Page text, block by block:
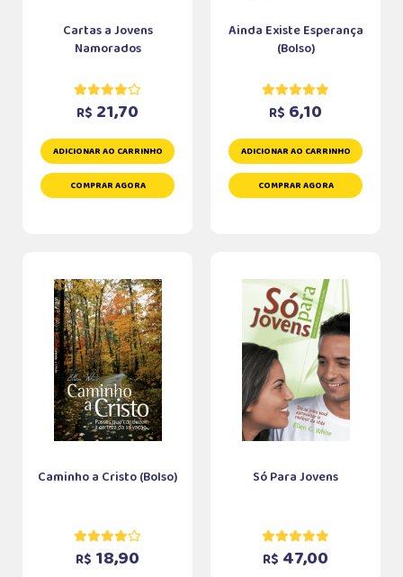
Cartas a Jovens
Namorados
R$ 21,70
ADICIONAR AO CARRINHO
COMPRAR AGORA
Ainda Existe Esperança
(Bolso)
R$ 6,10
ADICIONAR AO CARRINHO
COMPRAR AGORA
Caminho a Cristo (Bolso)
R$ 18,90
Só Para Jovens
R$ 47,00